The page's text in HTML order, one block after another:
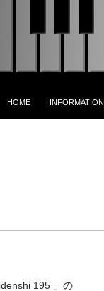
HOME
INFORMATION
195 」の